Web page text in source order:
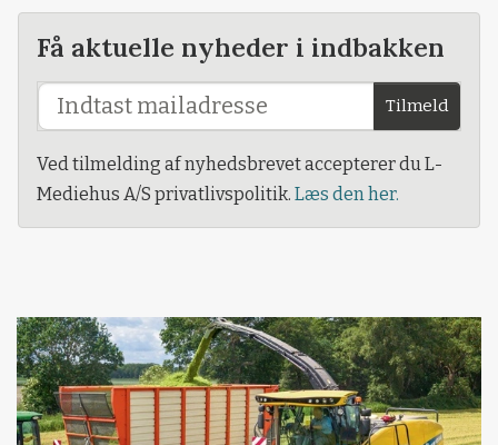
Få aktuelle nyheder i indbakken
Tilmeld
Ved tilmelding af nyhedsbrevet accepterer du L-
Mediehus A/S privatlivspolitik. Læs den her.